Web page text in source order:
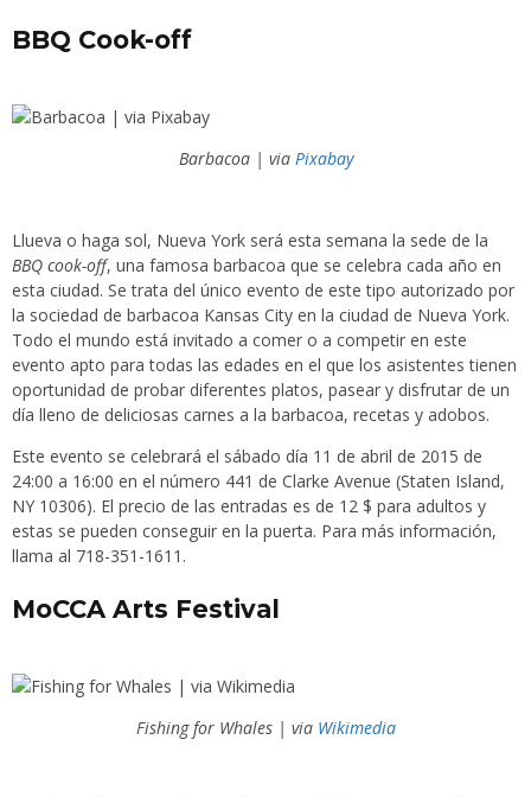
BBQ Cook-off
Barbacoa | via Pixabay
Llueva o haga sol, Nueva York será esta semana la sede de la
BBQ cook-off, una famosa barbacoa que se celebra cada año en
esta ciudad. Se trata del único evento de este tipo autorizado por
la sociedad de barbacoa Kansas City en la ciudad de Nueva York.
Todo el mundo está invitado a comer o a competir en este
evento apto para todas las edades en el que los asistentes tienen
oportunidad de probar diferentes platos, pasear y disfrutar de un
día lleno de deliciosas carnes a la barbacoa, recetas y adobos.
Este evento se celebrará el sábado día 11 de abril de 2015 de
24:00 a 16:00 en el número 441 de Clarke Avenue (Staten Island,
NY 10306). El precio de las entradas es de 12 $ para adultos y
estas se pueden conseguir en la puerta. Para más información,
llama al 718-351-1611.
MoCCA Arts Festival
Fishing for Whales | via Wikimedia